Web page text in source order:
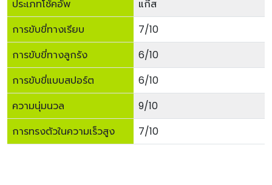
ประเภทโช้คอัพ
แก๊ส
การขับขี่ทางเรียบ
7/10
การขับขี่ทางลูกรัง
6/10
การขับขี่แบบสปอร์ต
6/10
ความนุ่มนวล
9/10
การทรงตัวในความเร็วสูง
7/10